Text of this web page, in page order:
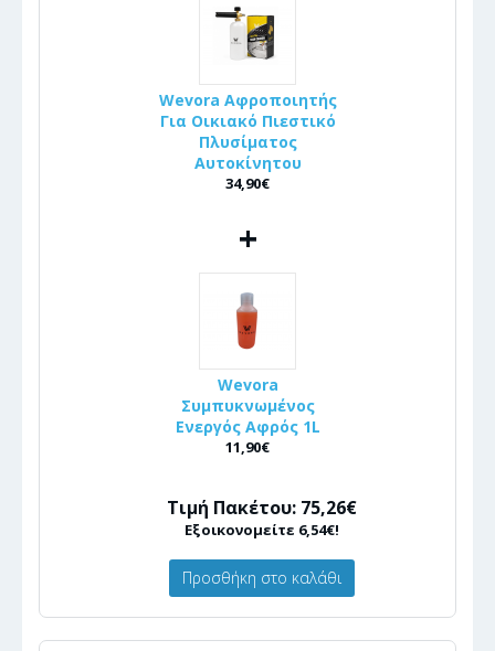
Wevora Αφροποιητής
Για Οικιακό Πιεστικό
Πλυσίματος
Αυτοκίνητου
34,90€
+
Wevora
Συμπυκνωμένος
Ενεργός Αφρός 1L
11,90€
Τιμή Πακέτου: 75,26€
Εξοικονομείτε 6,54€!
Προσθήκη στο καλάθι